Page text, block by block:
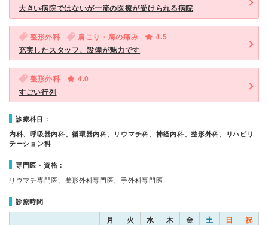
大きい病院ではないが一流の医療が受けられる病院
整形外科 肩こり・肩の痛み
4.5
充実したスタッフ、設備が魅力です
整形外科
4.0
すごい行列
診療科目：
内科、呼吸器内科、循環器内科、リウマチ科、神経内科、整形外科、リハビリ
テーション科
専門医・資格：
リウマチ専門医、整形外科専門医、手外科専門医
診療時間
月 火 水 木 金 土 日 祝